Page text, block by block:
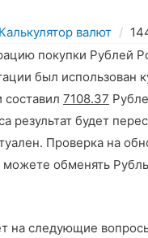
Калькулятор валют
покупки Рублей
был использован
составил7108.37
результат будет
Проверка на
обменять
на следующие